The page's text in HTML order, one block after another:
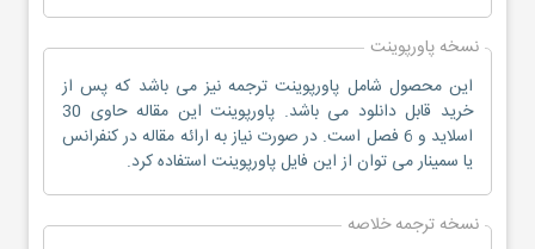
نسخه پاورپوینت
این محصول شامل پاورپوینت ترجمه نیز می باشد که پس از
خرید قابل دانلود می باشد. پاورپوینت این مقاله حاوی 30
اسلاید و 6 فصل است. در صورت نیاز به ارائه مقاله در کنفرانس
یا سمینار می توان از این فایل پاورپوینت استفاده کرد.
نسخه ترجمه خلاصه